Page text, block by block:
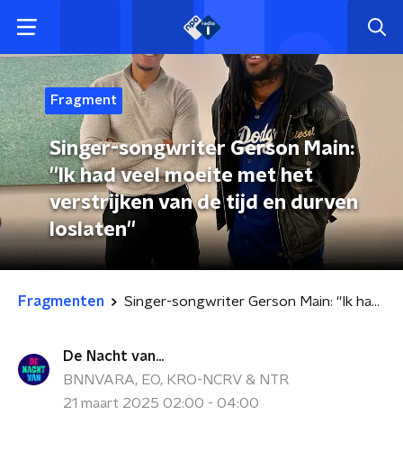
Fragment
Singer-songwriter Gerson Main:
''Ik had veel moeite met het
verstrijken van de tijd en durven
loslaten''
Fragmenten Singer-songwriter Gerson Main: ''Ik had veel moeite met het verstrijken van de tijd en durven loslaten''
De Nacht van...
BNNVARA, EO, KRO-NCRV & NTR
21 maart 2025 02:00 - 04:00